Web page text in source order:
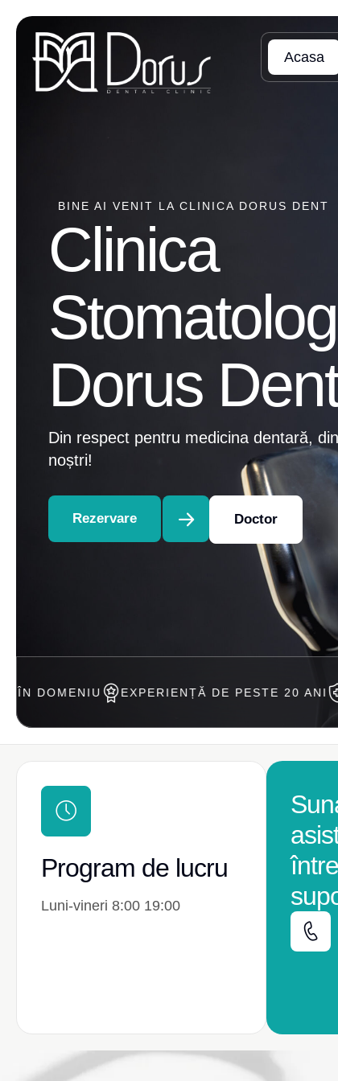
Acasa
BINE AI VENIT LA CLINICA DORUS DENT
Clinica
Dorus Dent
Din respect pentru medicina dentară,
noștri!
Rezervare Doctor
EXPERIENȚĂ DE PESTE 20 ANI ACCEPTAM
Program de lucru
Luni-vineri 8:00 19:00